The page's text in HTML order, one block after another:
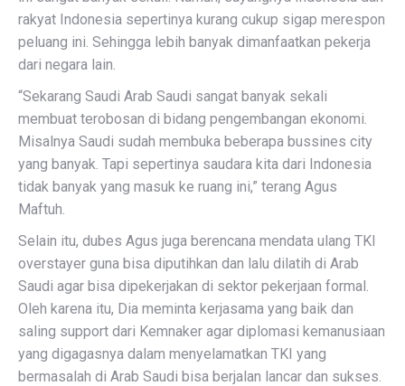
rakyat Indonesia sepertinya kurang cukup sigap merespon
peluang ini. Sehingga lebih banyak dimanfaatkan pekerja
dari negara lain.
“Sekarang Saudi Arab Saudi sangat banyak sekali
membuat terobosan di bidang pengembangan ekonomi.
Misalnya Saudi sudah membuka beberapa bussines city
yang banyak. Tapi sepertinya saudara kita dari Indonesia
tidak banyak yang masuk ke ruang ini,” terang Agus
Maftuh.
Selain itu, dubes Agus juga berencana mendata ulang TKI
overstayer guna bisa diputihkan dan lalu dilatih di Arab
Saudi agar bisa dipekerjakan di sektor pekerjaan formal.
Oleh karena itu, Dia meminta kerjasama yang baik dan
saling support dari Kemnaker agar diplomasi kemanusiaan
yang digagasnya dalam menyelamatkan TKI yang
bermasalah di Arab Saudi bisa berjalan lancar dan sukses.